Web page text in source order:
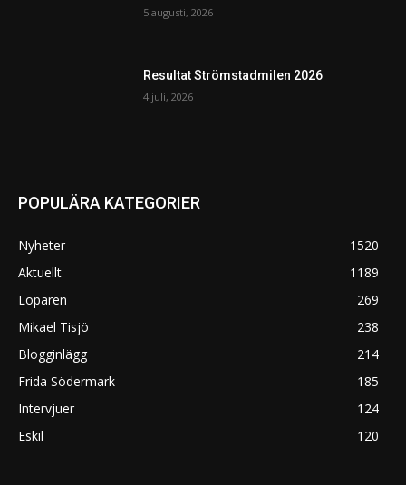
5 augusti, 2026
Resultat Strömstadmilen 2026
4 juli, 2026
POPULÄRA KATEGORIER
Nyheter
1520
Aktuellt
1189
Löparen
269
Mikael Tisjö
238
Blogginlägg
214
Frida Södermark
185
Intervjuer
124
Eskil
120